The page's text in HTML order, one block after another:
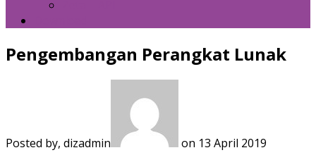
Pengembangan Perangkat Lunak
Posted by, dizadmin on 13 April 2019